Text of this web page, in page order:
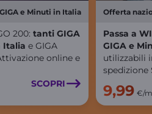
e Minuti in Italia
200: tanti GIGA
Italia e GIGA
online e
SCOPRI
Offerta
Passa a
GIGA e
utilizzabili
spedizione
9,99 €/